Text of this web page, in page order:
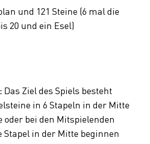
und 121 Steine (6 mal die
20 und ein Esel)
Das Ziel des Spiels besteht
in 6 Stapeln in der Mitte
oder bei den Mitspielenden
Stapel in der Mitte beginnen